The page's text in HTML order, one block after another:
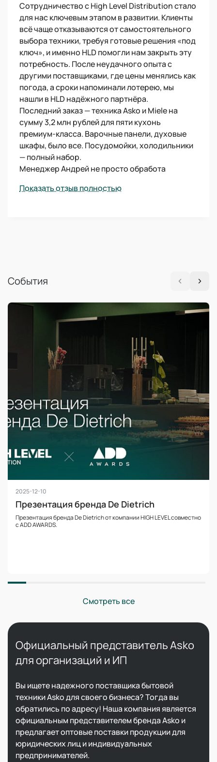
Сотрудничество с High Level Distribution стало
для нас ключевым этапом в развитии. Клиенты
всё чаще отказываются от самостоятельного
выбора техники, требуя готовые решения «под
ключ», и именно HLD помогли нам закрыть эту
потребность. После неудачного опыта с
другими поставщиками, где цены менялись как
погода, а сроки напоминали лотерею, мы
нашли в HLD надёжного партнёра.
Последний заказ — техника Asko и Miele на
сумму 3,2 млн рублей для пяти кухонь
премиум-класса. Варочные панели, духовые
шкафы, было все. Посудомойки, холодильники
— полный набор.
Менеджер Андрей не просто обработа
Показать отзыв полностью
События
2025-12-10
Презентация бренда De Dietrich
Презентация бренда De Dietrich от компании HIGH LEVEL совместно
с ADD AWARDS.
Смотреть все
Официальный представитель Asko
для организаций и ИП
Вы ищете надежного поставщика бытовой
техники Asko для своего бизнеса? Тогда вы
обратились по адресу! Наша компания является
официальным представителем бренда Asko и
предлагает оптовые поставки продукции для
юридических лиц и индивидуальных
предпринимателей.